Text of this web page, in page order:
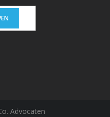
Advocaten